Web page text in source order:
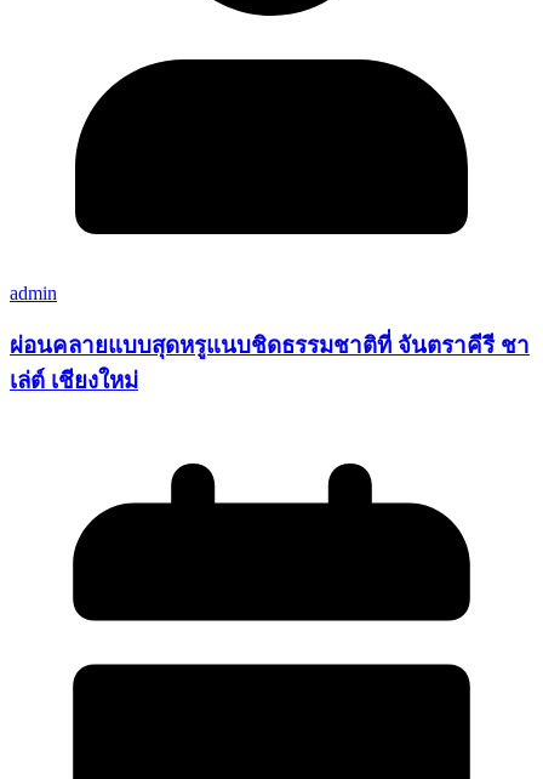
admin
ผ่อนคลายแบบสุดหรูแนบชิดธรรมชาติที่ จันตราคีรี ชา
เล่ต์ เชียงใหม่